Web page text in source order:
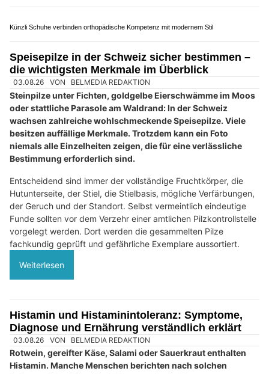
02.08.26 VON BELMEDIA REDAKTION
Der Kiefer bleibt fest, die Schultern wandern Richtung Ohren
und selbst im Sitzen stehen die Beine unter Spannung.
Stress zeigt sich häufig zuerst im Körper. Die progressive
Muskelentspannung setzt genau dort an: Einzelne
Muskelgruppen werden kurz angespannt und anschliessend
Die auch als progressive Muskelrelaxation oder PMR bekannte
Methode folgt einem klaren Ablauf. Sie benötigt weder Geräte
noch sportliche Erfahrung. Mit etwas Übung lässt sie sich zu
Hause, vor dem Einschlafen und sogar während einer
Arbeitspause anwenden.
Weiterlesen